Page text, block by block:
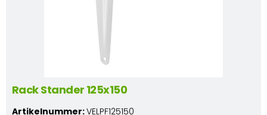
Rack Stander 125x150
Artikelnummer:VELPF125150